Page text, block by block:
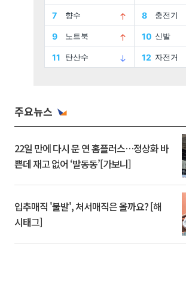
주요뉴스
22일 만에 다시 문 연 홈플러스…정상화 바
쁜데 재고 없어 ‘발동동’[가보니]
입추매직 '불발', 처서매직은 올까요? [해
시태그]